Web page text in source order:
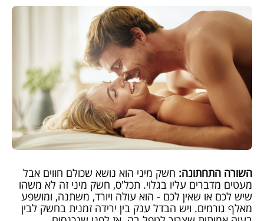
השורה התחתונה: חשק מיני הוא נושא שכולם חווים אבל
מעטים מדברים עליו בגלוי. תכל'ס, חשק מיני זה לא משהו
שיש לכם או שאין לכם - הוא עולה ויורד, משתנה, ומושפע
מאלף גורמים. ויש הבדל ענק בין ירידה זמנית בחשק לבין